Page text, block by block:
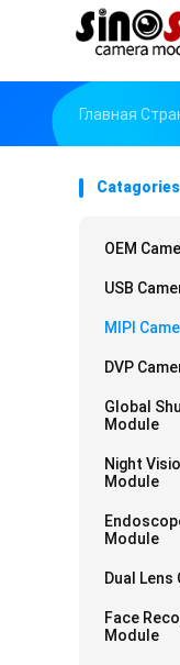
Главная
Catagories
OEM
USB
MIPI
DVP
Global
Module
Night
Module
Module
Dual
Face
Module